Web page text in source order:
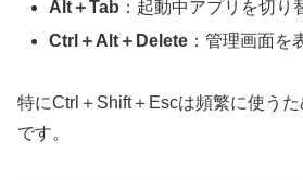
Alt＋Tab ：起動中アプリを切り
Ctrl＋Alt＋Delete ：管理画面を
特にCtrl＋Shift＋Escは頻繁に使う
です。